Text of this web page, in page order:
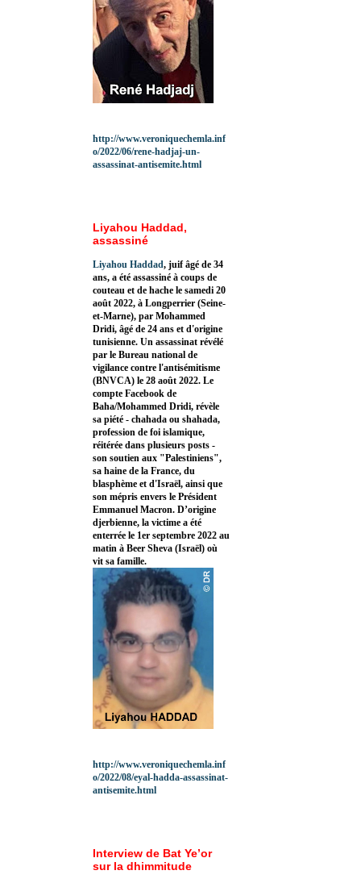
http://www.veroniquechemla.inf
o/2022/06/rene-hadjaj-un-
assassinat-antisemite.html
Liyahou Haddad,
assassiné
Liyahou Haddad, juif âgé de 34
ans, a été assassiné à coups de
couteau et de hache le samedi 20
août 2022, à Longperrier (Seine-
et-Marne), par Mohammed
Dridi, âgé de 24 ans et d'origine
tunisienne. Un assassinat révélé
par le Bureau national de
vigilance contre l'antisémitisme
(BNVCA) le 28 août 2022. Le
compte Facebook de
Baha/Mohammed Dridi, révèle
sa piété - chahada ou shahada,
profession de foi islamique,
réitérée dans plusieurs posts -
son soutien aux "Palestiniens",
sa haine de la France, du
blasphème et d'Israël, ainsi que
son mépris envers le Président
Emmanuel Macron. D’origine
djerbienne, la victime a été
enterrée le 1er septembre 2022 au
matin à Beer Sheva (Israël) où
vit sa famille.
http://www.veroniquechemla.inf
o/2022/08/eyal-hadda-assassinat-
antisemite.html
Interview de Bat Ye’or
sur la dhimmitude